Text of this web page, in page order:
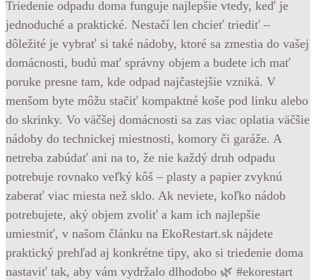
Triedenie odpadu doma funguje najlepšie vtedy, keď je
jednoduché a praktické. Nestačí len chcieť triediť –
dôležité je vybrať si také nádoby, ktoré sa zmestia do vašej
domácnosti, budú mať správny objem a budete ich mať
poruke presne tam, kde odpad najčastejšie vzniká. V
menšom byte môžu stačiť kompaktné koše pod linku alebo
do skrinky. Vo väčšej domácnosti sa zas viac oplatia väčšie
nádoby do technickej miestnosti, komory či garáže. A
netreba zabúdať ani na to, že nie každý druh odpadu
potrebuje rovnako veľký kôš – plasty a papier zvyknú
zaberať viac miesta než sklo. Ak neviete, koľko nádob
potrebujete, aký objem zvoliť a kam ich najlepšie
umiestniť, v našom článku na EkoRestart.sk nájdete
praktický prehľad aj konkrétne tipy, ako si triedenie doma
nastaviť tak, aby vám vydržalo dlhodobo 🌿 #ekorestart